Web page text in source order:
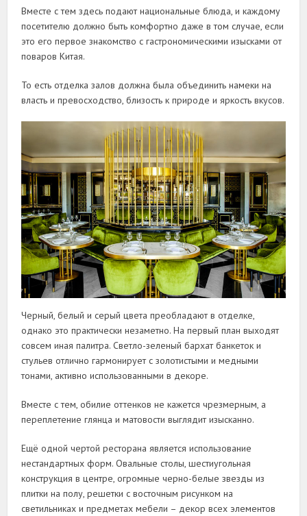
Вместе с тем здесь подают национальные блюда, и каждому
посетителю должно быть комфортно даже в том случае, если
это его первое знакомство с гастрономическими изысками от
поваров Китая.
То есть отделка залов должна была объединить намеки на
власть и превосходство, близость к природе и яркость вкусов.
Черный, белый и серый цвета преобладают в отделке,
однако это практически незаметно. На первый план выходят
совсем иная палитра. Светло-зеленый бархат банкеток и
стульев отлично гармонирует с золотистыми и медными
тонами, активно использованными в декоре.
Вместе с тем, обилие оттенков не кажется чрезмерным, а
переплетение глянца и матовости выглядит изысканно.
Ещё одной чертой ресторана является использование
нестандартных форм. Овальные столы, шестиугольная
конструкция в центре, огромные черно-белые звезды из
плитки на полу, решетки с восточным рисунком на
светильниках и предметах мебели – декор всех элементов